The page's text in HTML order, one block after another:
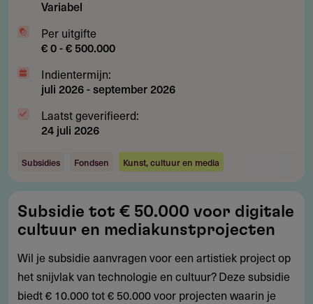
Variabel
Per uitgifte
€ 0 - € 500.000
Indientermijn:
juli 2026-september 2026
Laatst geverifieerd:
24 juli 2026
Subsidies Fondsen Kunst, cultuur en media
tot
€
50.000
voor
digitale
Subsidie tot € 50.000 voor digitale
cultuur en mediakunstprojecten
Wil je subsidie aanvragen voor een artistiek project op
het snijvlak van technologie en cultuur? Deze subsidie
biedt € 10.000 tot € 50.000 voor projecten waarin je